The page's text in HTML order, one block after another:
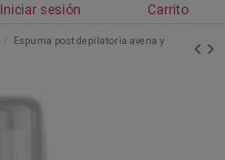
Iniciar sesión Carrito
Espuma post depilatoria avena y